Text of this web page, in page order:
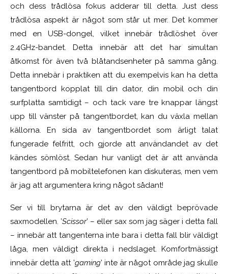
och dess trådlösa fokus adderar till detta. Just dess
trådlösa aspekt är något som står ut mer. Det kommer
med en USB-dongel, vilket innebär trådlöshet över
2.4GHz-bandet. Detta innebär att det har simultan
åtkomst för även två blåtandsenheter på samma gång.
Detta innebär i praktiken att du exempelvis kan ha detta
tangentbord kopplat till din dator, din mobil och din
surfplatta samtidigt – och tack vare tre knappar längst
upp till vänster på tangentbordet, kan du växla mellan
källorna. En sida av tangentbordet som ärligt talat
fungerade felfritt, och gjorde att användandet av det
kändes sömlöst. Sedan hur vanligt det är att använda
tangentbord på mobiltelefonen kan diskuteras, men vem
är jag att argumentera kring något sådant!
Ser vi till brytarna är det av den väldigt beprövade
saxmodellen. ’Scissor’ – eller sax som jag säger i detta fall
– innebär att tangenterna inte bara i detta fall blir väldigt
låga, men väldigt direkta i nedslaget. Komfortmässigt
innebär detta att ’gaming’ inte är något område jag skulle